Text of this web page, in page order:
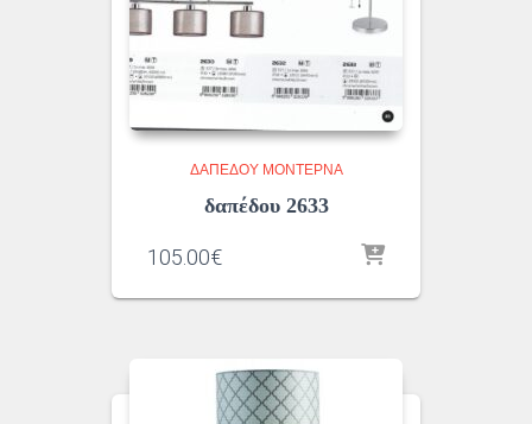
ΔΑΠΈΔΟΥ ΜΟΝΤΈΡΝΑ
δαπέδου 2633
105.00€